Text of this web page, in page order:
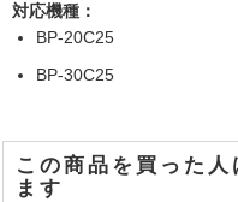
対応機種：
BP-20C25
BP-30C25
この商品を買った
ます